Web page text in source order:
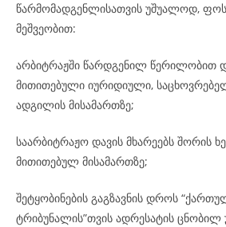
წარმომადგენლისათვის უშუალოდ,
მეშვეობით:
არბიტრაჟში წარდგენილ წერილობით
მითითებული იურიდიული,
ადგილის მისამართზე;
საარბიტრაჟო დავის მხარეებს შორის
მითითებულ მისამართზე;
შეტყობინების გაგზავნის დროს
ტრიბუნალის”თვის ადრესატის ცნობილ